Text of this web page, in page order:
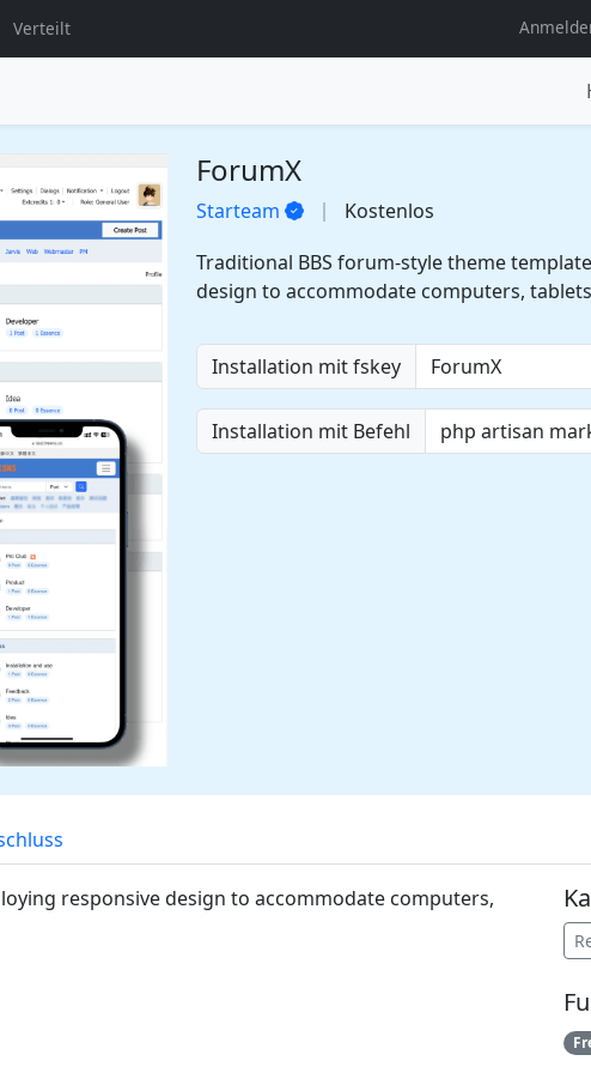
Verteilt
ForumX
Starteam
Kostenlos
Traditional BBS forum-style theme
design to accommodate computers,
Installation mit fskey
Installation mit Befehl
responsive design to accommodate computers,